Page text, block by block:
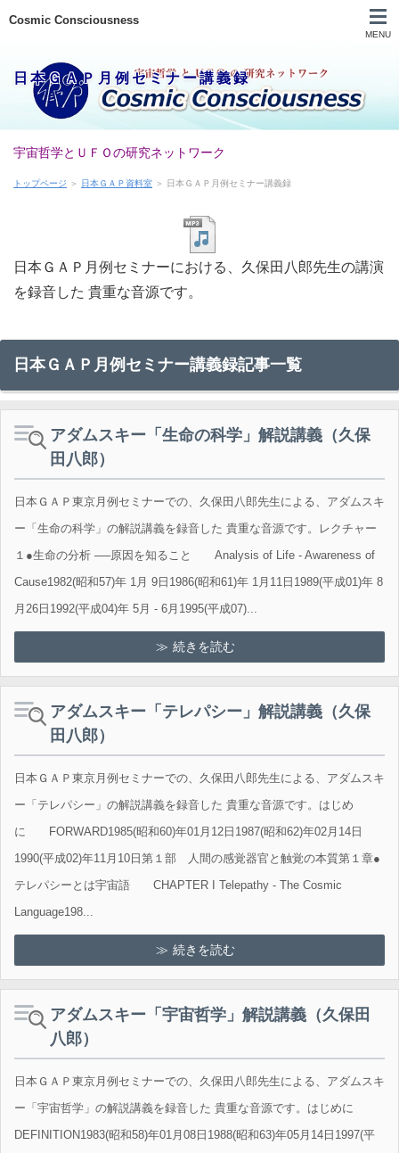
Cosmic Consciousness
MENU
生命の科学 学習会
日本GAP 資料室
UFO 研究
PEGASUS SHINO
会員専用 ページ
日本ＧＡＰ月例セミナー講義録
宇宙哲学とＵＦＯの研究ネットワーク
トップページ ＞ 日本ＧＡＰ資料室 ＞ 日本ＧＡＰ月例セミナー講義録
日本ＧＡＰ月例セミナーにおける、久保田八郎先生の講演
を録音した 貴重な音源です。
日本ＧＡＰ月例セミナー講義録記事一覧
アダムスキー「生命の科学」解説講義（久保
田八郎）
日本ＧＡＰ東京月例セミナーでの、久保田八郎先生による、アダムスキ
ー「生命の科学」の解説講義を録音した 貴重な音源です。レクチャー
１●生命の分析 ──原因を知ること Analysis of Life - Awareness of
Cause1982(昭和57)年 1月 9日1986(昭和61)年 1月11日1989(平成01)年 8
月26日1992(平成04)年 5月 - 6月1995(平成07)...
続きを読む
アダムスキー「テレパシー」解説講義（久保
田八郎）
日本ＧＡＰ東京月例セミナーでの、久保田八郎先生による、アダムスキ
ー「テレパシー」の解説講義を録音した 貴重な音源です。はじめ
に FORWARD1985(昭和60)年01月12日1987(昭和62)年02月14日
1990(平成02)年11月10日第１部 人間の感覚器官と触覚の本質第１章●
テレパシーとは宇宙語 CHAPTER I Telepathy - The Cosmic
Language198...
続きを読む
アダムスキー「宇宙哲学」解説講義（久保田
八郎）
日本ＧＡＰ東京月例セミナーでの、久保田八郎先生による、アダムスキ
ー「宇宙哲学」の解説講義を録音した 貴重な音源です。はじめに
DEFINITION1983(昭和58)年01月08日1988(昭和63)年05月14日1997(平